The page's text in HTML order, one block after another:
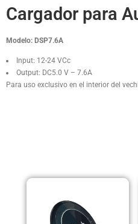
Amplificadores
Aros de luz
Cargador para
Modelo: DSP7.6A
Input: 12-24 VCc
Output: DC5.0 V – 7.6A
Para uso exclusivo en el interior del